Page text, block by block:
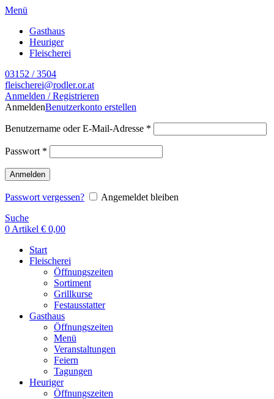
Menü
Gasthaus
Heuriger
Fleischerei
03152 / 3504
fleischerei@rodler.or.at
Anmelden / Registrieren
AnmeldenBenutzerkonto erstellen
Benutzername oder E-Mail-Adresse *
Passwort *
Anmelden
Passwort vergessen?
Angemeldet bleiben
Suche
0 Artikel € 0,00
Start
Fleischerei
Öffnungszeiten
Sortiment
Grillkurse
Festausstatter
Gasthaus
Öffnungszeiten
Menü
Veranstaltungen
Feiern
Tagungen
Heuriger
Öffnungszeiten